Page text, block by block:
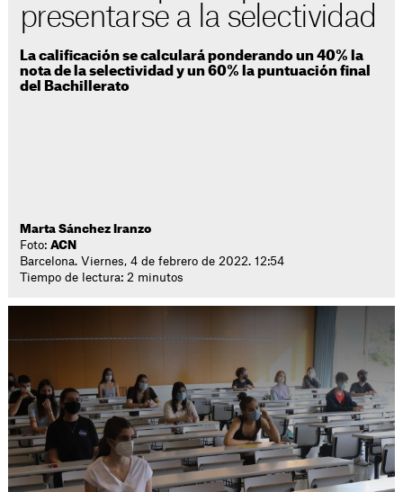
presentarse a la selectividad
La calificación se calculará ponderando un 40% la
nota de la selectividad y un 60% la puntuación final
del Bachillerato
Marta Sánchez Iranzo
Foto:ACN
Barcelona. Viernes, 4 de febrero de 2022. 12:54
Tiempo de lectura: 2 minutos